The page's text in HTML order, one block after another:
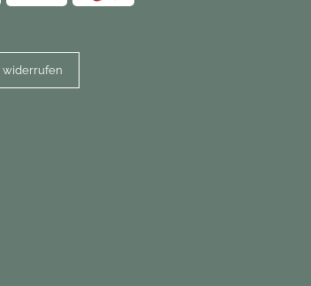
widerrufen